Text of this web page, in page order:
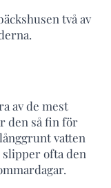
två av
av de mest
den så fin för
vatten
slipper ofta den